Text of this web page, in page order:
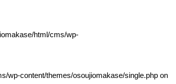
html/cms/wp-
wp-content/themes/osoujiomakase/single.phpon